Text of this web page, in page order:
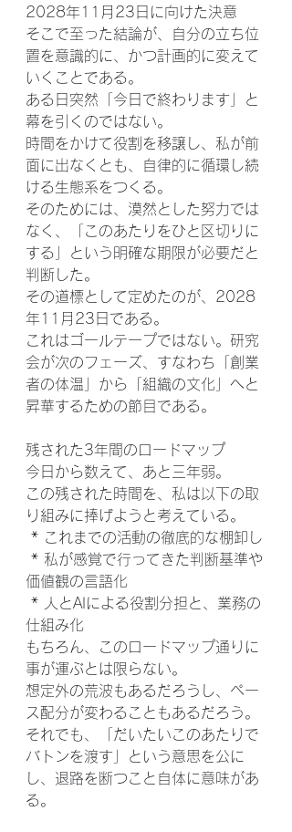
2028年11月23日に向けた決意
そこで至った結論が、自分の立ち位
置を意識的に、かつ計画的に変えて
いくことである。
ある日突然「今日で終わります」と
幕を引くのではない。
時間をかけて役割を移譲し、私が前
面に出なくとも、自律的に循環し続
ける生態系をつくる。
そのためには、漠然とした努力では
なく、「このあたりをひと区切りに
する」という明確な期限が必要だと
判断した。
その道標として定めたのが、2028
年11月23日である。
これはゴールテープではない。研究
会が次のフェーズ、すなわち「創業
者の体温」から「組織の文化」へと
昇華するための節目である。
残された3年間のロードマップ
今日から数えて、あと三年弱。
この残された時間を、私は以下の取
り組みに捧げようと考えている。
* これまでの活動の徹底的な棚卸し
価値観の言語化
仕組み化
もちろん、このロードマップ通りに
事が運ぶとは限らない。
想定外の荒波もあるだろうし、ペー
ス配分が変わることもあるだろう。
それでも、「だいたいこのあたりで
バトンを渡す」という意思を公に
し、退路を断つこと自体に意味があ
る。